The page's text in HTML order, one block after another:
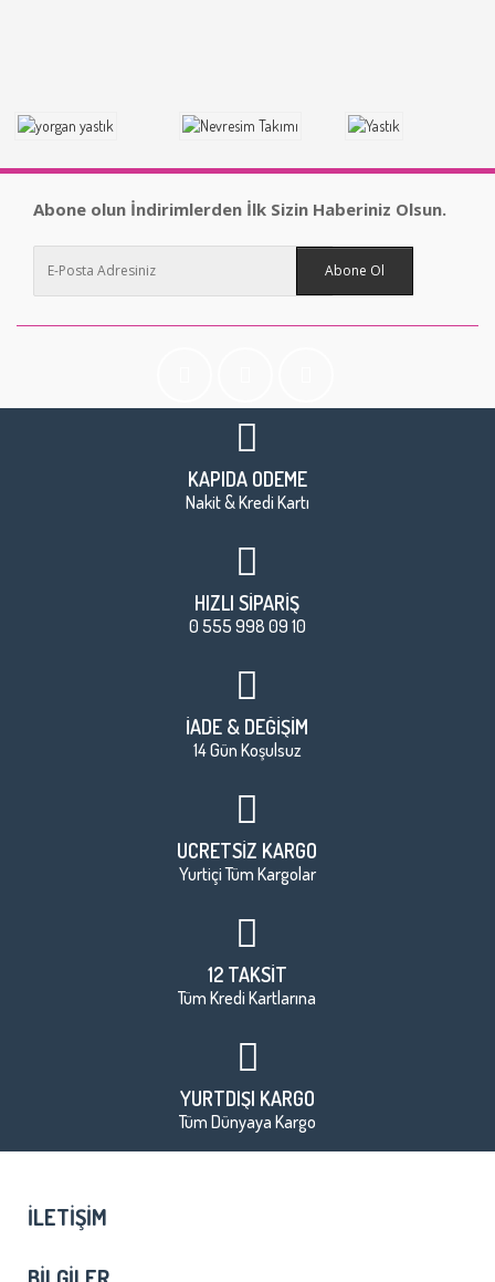
Abone olun İndirimlerden İlk Sizin Haberiniz Olsun.
Abone Ol
KAPIDA ÖDEME
Nakit & Kredi Kartı
HIZLI SİPARİŞ
0 555 998 09 10
İADE & DEĞİŞİM
14 Gün Koşulsuz
ÜCRETSİZ KARGO
Yurtiçi Tüm Kargolar
12 TAKSİT
Tüm Kredi Kartlarına
YURTDIŞI KARGO
Tüm Dünyaya Kargo
İLETIŞIM